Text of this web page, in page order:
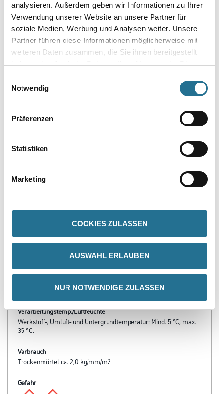
analysieren. Außerdem geben wir Informationen zu Ihrer
Verwendung unserer Website an unsere Partner für
soziale Medien, Werbung und Analysen weiter. Unsere
Partner führen diese Informationen möglicherweise mit
weiteren Daten zusammen, die Sie ihnen bereitgestellt
haben oder die sie im Rahmen Ihrer Nutzung der Dienste
Notwendig
Präferenzen
Statistiken
Marketing
COOKIES ZULASSEN
AUSWAHL ERLAUBEN
NUR NOTWENDIGE ZULASSEN
Umrechnungsfaktoren
Produkteigenschaft
- Niedriger Wasser-Zement-Wert (W/Z)
- Vermindert das Eindringen von CO2 und Feuchtigkeit
- Korrosionshemmend
- Frost- und tausalzbeständig
- Für Schichtdicken von 30–100 mm, Größtkorn: 8 mm
statisch relevante Instandsetzung
- In Verbindung mit DisboCRET® 502 als Instandsetzungssystem
bauaufsichtliches Prüfzeugnis liegt vor.
Verarbeitungstemp./Luftfeuchte
Werkstoff-, Umluft- und Untergrundtemperatur: Mind. 5 °C, max.
35 °C.
Verbrauch
Trockenmörtel ca. 2,0 kg/mm/m2
Gefahr